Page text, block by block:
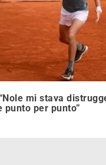
mi stava
punto per punto”